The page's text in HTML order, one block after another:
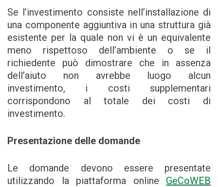
Se l’investimento consiste nell’installazione di
una componente aggiuntiva in una struttura già
esistente per la quale non vi è un equivalente
meno rispettoso dell’ambiente o se il
richiedente può dimostrare che in assenza
dell’aiuto non avrebbe luogo alcun
investimento, i costi supplementari
corrispondono al totale dei costi di
investimento.
Presentazione delle domande
Le domande devono essere presentate
utilizzando la piattaforma online GeCoWEB